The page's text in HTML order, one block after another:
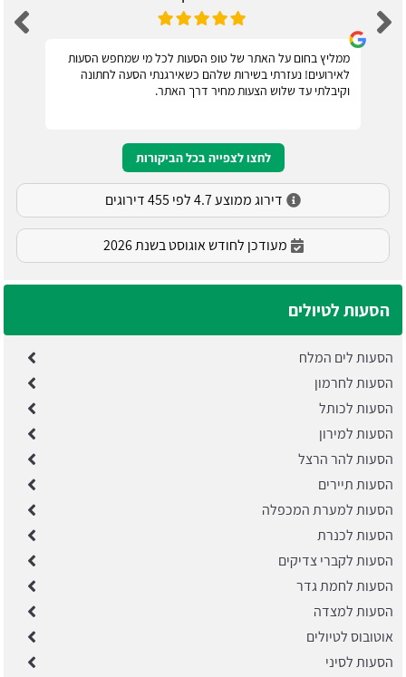
ממליץ בחום על האתר של טופ הסעות לכל מי שמחפש הסעות
לאירועים! נעזרתי בשירות שלהם כשאירגנתי הסעה לחתונה
וקיבלתי עד שלוש הצעות מחיר דרך האתר.
לחצו לצפייה בכל הביקורות
דירוג ממוצע 4.7 לפי 455 דירוגים
מעודכן לחודש אוגוסט בשנת 2026
הסעות לטיולים
הסעות לים המלח
הסעות לחרמון
הסעות לכותל
הסעות למירון
הסעות להר הרצל
הסעות תיירים
הסעות למערת המכפלה
הסעות לכנרת
הסעות לקברי צדיקים
הסעות לחמת גדר
הסעות למצדה
אוטובוס לטיולים
הסעות לסיני